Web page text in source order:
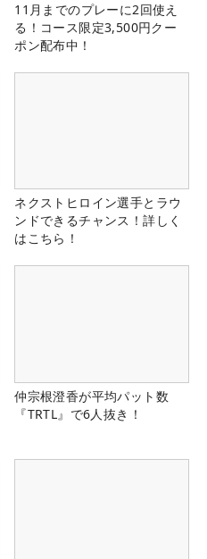
11月までのプレーに2回使え
る！コース限定3,500円クー
ポン配布中！
ネクストヒロイン選手とラウ
ンドできるチャンス！詳しく
はこちら！
仲宗根澄香が平均パット数
『TRTL』で6人抜き！